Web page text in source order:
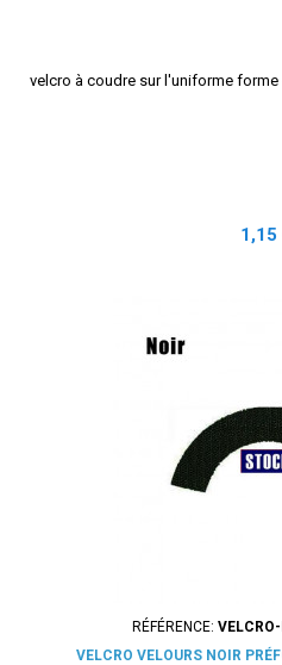
velcro à coudre sur l'uniforme
Prix
1,15
RÉFÉRENCE:
VELCRO VELOURS NOIR